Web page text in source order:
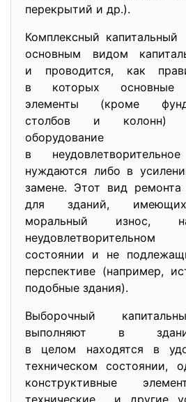
перекрытий и др.).
Комплексный
основным видом
и проводится, как
в которых основные
элементы (кроме
столбов и колонн)
в
нуждаются либо в
замене. Этот вид ремонта
для зданий, имеющих
моральный износ,
состоянии и не
перспективе (например,
подобные здания).
Выборочный
выполняют в
в целом находятся в
техническом состоянии,
конструктивные
технические и другие